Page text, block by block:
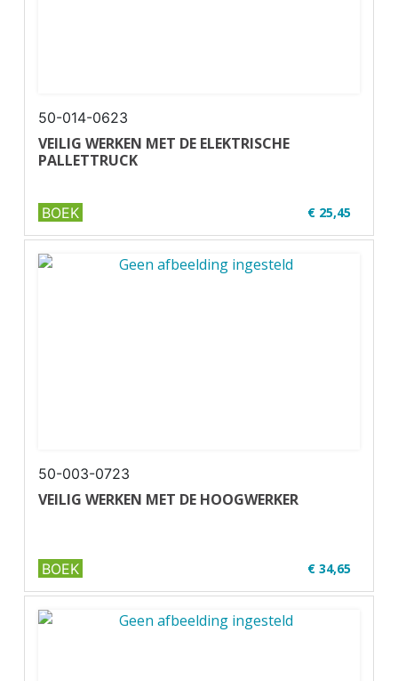
50-014-0623
VEILIG WERKEN MET DE ELEKTRISCHE
PALLETTRUCK
€ 25,45
✔ U17-1
✔ Zwart-wit
BOEK
50-003-0723
VEILIG WERKEN MET DE HOOGWERKER
€ 34,65
✔ U30-1
✔ Full colour✔ Paperback
BOEK